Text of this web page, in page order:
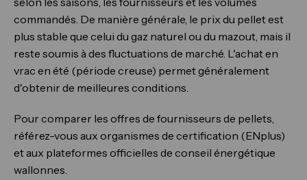
commandés. De manière générale, le prix du pellet est
plus stable que celui du gaz naturel ou du mazout, mais il
reste soumis à des fluctuations de marché. L'achat en
vrac en été (période creuse) permet généralement
d'obtenir de meilleures conditions.
Pour comparer les offres de fournisseurs de pellets,
référez-vous aux organismes de certification (ENplus)
et aux plateformes officielles de conseil énergétique
wallonnes.